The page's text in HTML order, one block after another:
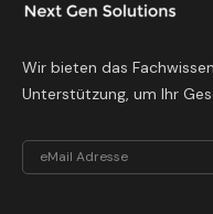
Wir bieten das
Unterstützung, um Ihr